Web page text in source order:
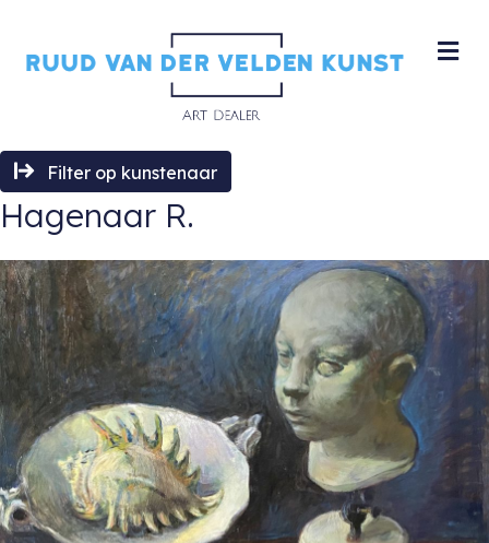
Filter op kunstenaar
Hagenaar R.